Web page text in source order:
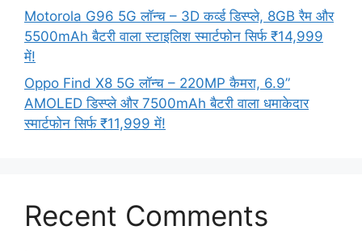
Motorola G96 5G लॉन्च – 3D कर्व्ड डिस्प्ले, 8GB रैम और
5500mAh बैटरी वाला स्टाइलिश स्मार्टफोन सिर्फ ₹14,999
में!
Oppo Find X8 5G लॉन्च – 220MP कैमरा, 6.9”
AMOLED डिस्प्ले और 7500mAh बैटरी वाला धमाकेदार
स्मार्टफोन सिर्फ ₹11,999 में!
Recent Comments